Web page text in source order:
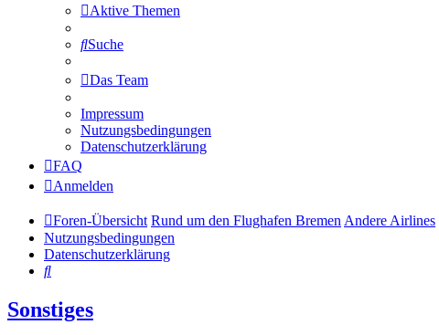
Aktive Themen
Suche
Das Team
Impressum
Nutzungsbedingungen
Datenschutzerklärung
FAQ
Anmelden
Foren-Übersicht Rund um den Flughafen BremenAndere Airlines
Nutzungsbedingungen
Datenschutzerklärung
Suche
Sonstiges